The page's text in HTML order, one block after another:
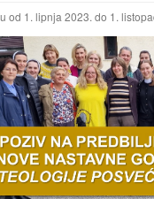
od 1. lipnja 2023. do 1.